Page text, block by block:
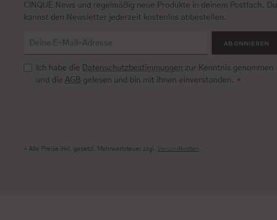
CINQUE News und regelmäßig neue Produkte in deinem Postfach. Du
kannst den Newsletter jederzeit kostenlos abbestellen.
ABONNIEREN
Ich habe die Datenschutzbestimmungen zur Kenntnis genommen
und dieAGB gelesen und bin mit ihnen einverstanden. *
* Alle Preise inkl. gesetzl. Mehrwertsteuer zzgl. Versandkosten.